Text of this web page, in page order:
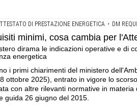
disposizioni in materia di
10 e sull'attestato di prestazione
in vigore dal 24 maggio
DI PRESTAZIONE ENERGETICA • DM
minimi, cosa cambia per
dirama le indicazioni operative e di
energetica
i primi chiarimenti del ministero
ottobre 2025), entrato in vigore lo
con altre rilevanti normative in
guida 26 giugno del 2015.